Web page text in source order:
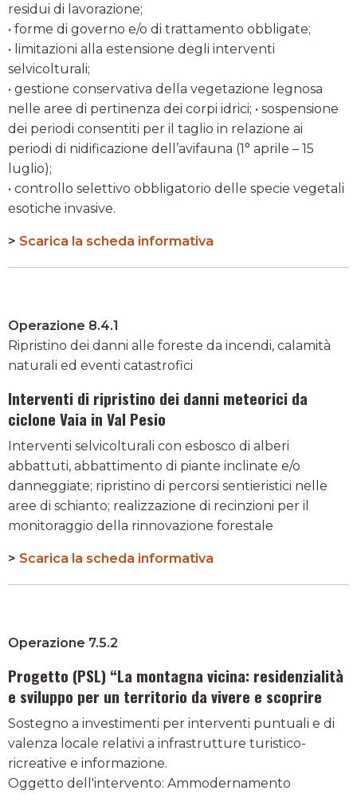
residui di lavorazione;
• forme di governo e/o di trattamento obbligate;
• limitazioni alla estensione degli interventi
selvicolturali;
• gestione conservativa della vegetazione legnosa
nelle aree di pertinenza dei corpi idrici; • sospensione
dei periodi consentiti per il taglio in relazione ai
periodi di nidificazione dell’avifauna (1° aprile – 15
luglio);
• controllo selettivo obbligatorio delle specie vegetali
esotiche invasive.
> Scarica la scheda informativa
Operazione 8.4.1
Ripristino dei danni alle foreste da incendi, calamità
naturali ed eventi catastrofici
Interventi di ripristino dei danni meteorici da
ciclone Vaia in Val Pesio
Interventi selvicolturali con esbosco di alberi
abbattuti, abbattimento di piante inclinate e/o
danneggiate; ripristino di percorsi sentieristici nelle
aree di schianto; realizzazione di recinzioni per il
monitoraggio della rinnovazione forestale
> Scarica la scheda informativa
Operazione 7.5.2
Progetto (PSL) “La montagna vicina: residenzialità
e sviluppo per un territorio da vivere e scoprire
Sostegno a investimenti per interventi puntuali e di
valenza locale relativi a infrastrutture turistico-
ricreative e informazione.
Oggetto dell'intervento: Ammodernamento